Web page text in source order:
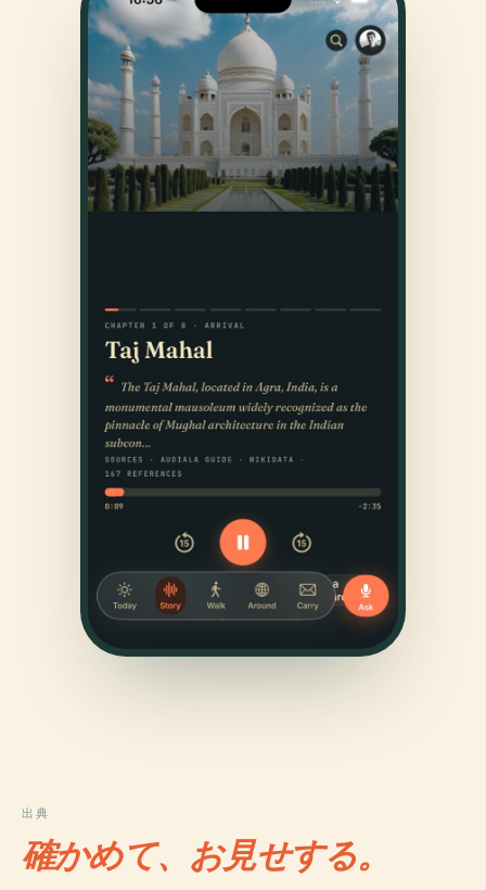
出典
確かめて、お見せする。